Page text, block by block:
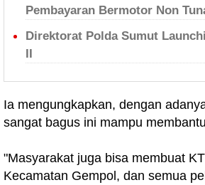
Pembayaran Bermotor Non
Direktorat Polda Sumut
II
Ia mengungkapkan, dengan
sangat bagus ini mampu
"Masyarakat juga bisa membuat
Kecamatan Gempol, dan semua